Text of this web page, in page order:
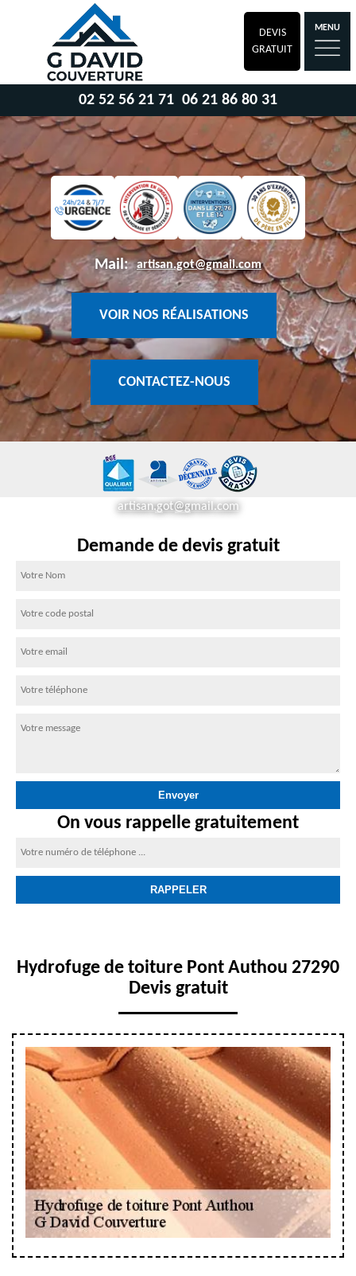
DEVIS
GRATUIT
MENU
02 52 56 21 71 06 21 86 80 31
Mail: artisan.got@gmail.com
VOIR NOS RÉALISATIONS
CONTACTEZ-NOUS
artisan.got@gmail.com
Demande de devis gratuit
On vous rappelle gratuitement
Hydrofuge de toiture Pont Authou 27290
Devis gratuit